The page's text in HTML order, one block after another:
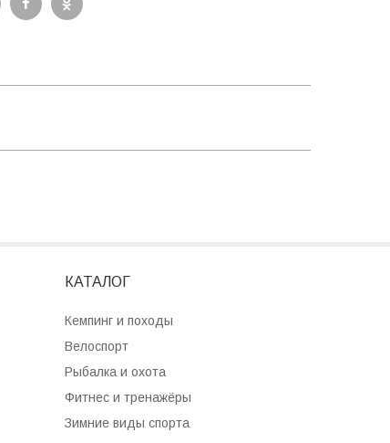
КАТАЛОГ
Кемпинг и походы
Велоспорт
Рыбалка и охота
Фитнес и тренажёры
Зимние виды спорта